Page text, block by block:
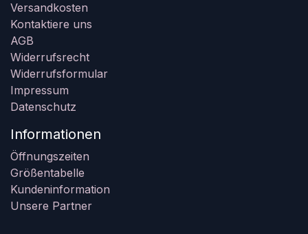
Versandkosten
Kontaktiere uns
AGB
Widerrufsrecht
Widerrufsformular
Impressum
Datenschutz
Informationen
Öffnungszeiten
Größentabelle
Kundeninformation
Unsere Partner